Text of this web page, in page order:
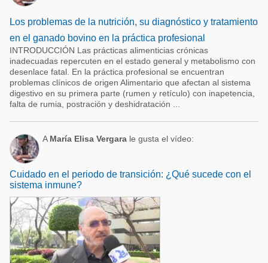
Los problemas de la nutrición, su diagnóstico y tratamiento
en el ganado bovino en la práctica profesional
INTRODUCCIÓN Las prácticas alimenticias crónicas
inadecuadas repercuten en el estado general y metabolismo con
desenlace fatal. En la práctica profesional se encuentran
problemas clínicos de origen Alimentario que afectan al sistema
digestivo en su primera parte (rumen y retículo) con inapetencia,
falta de rumia, postración y deshidratación ...
A María Elisa Vergara le gusta el vídeo:
Cuidado en el periodo de transición: ¿Qué sucede con el
sistema inmune?